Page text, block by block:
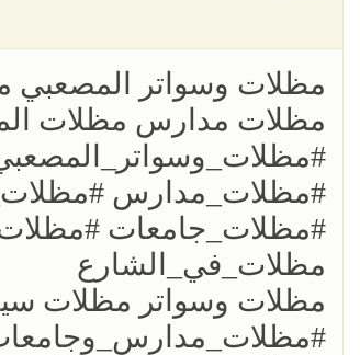
مظلات وسواتر
مظلات مدارس مظلات
#مظلات_مدارس
#مظلات_جامعات
مظلات_في_الشارع
مظلات وسواتر مظلات